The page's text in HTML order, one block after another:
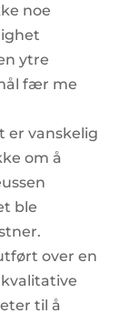
noe
ytre
fær me
er vanskelig
om å
ble
over en
til å